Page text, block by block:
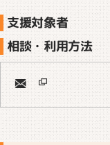
支援対象者
相談・利用方法